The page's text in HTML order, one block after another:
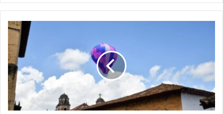
Pátzcuaro
Llenará
De
Color
Y
Tradición
Con
El